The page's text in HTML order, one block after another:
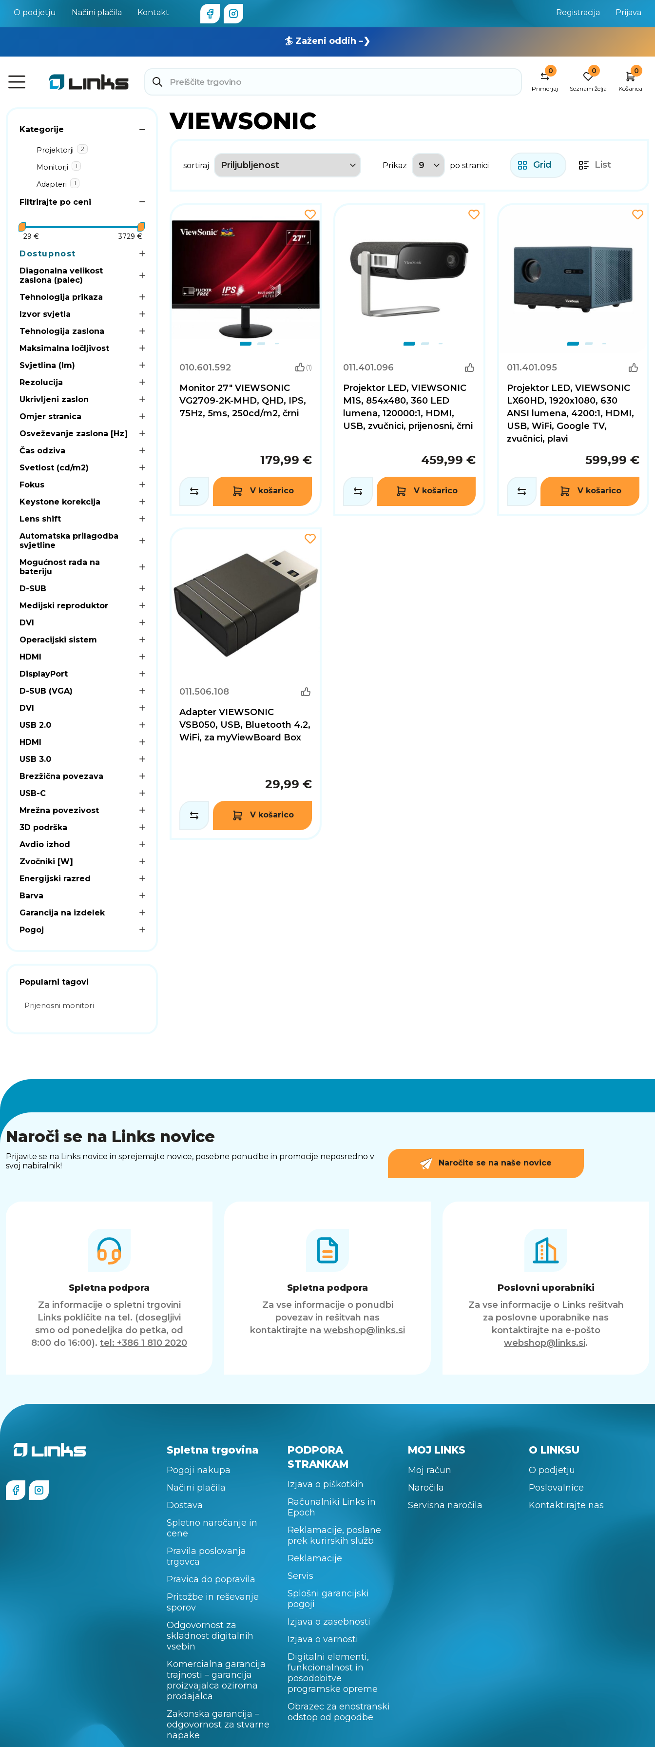
O podjetju Načini plačila Kontakt Registracija Prijava
🏄 Zaženi oddih –❯
0
Primerjaj
0
Seznam želja
0
Košarica
Kategorije
Projektorji 2
Monitorji 1
Adapteri 1
Filtrirajte po ceni
29 € 3729 €
Dostupnost
Diagonalna velikost
zaslona (palec)
Tehnologija prikaza
Izvor svjetla
Tehnologija zaslona
Maksimalna ločljivost
Svjetlina (lm)
Rezolucija
Ukrivljeni zaslon
Omjer stranica
Osveževanje zaslona [Hz]
Čas odziva
Svetlost (cd/m2)
Fokus
Keystone korekcija
Lens shift
Automatska prilagodba
svjetline
Mogućnost rada na
bateriju
D-SUB
Medijski reproduktor
DVI
Operacijski sistem
HDMI
DisplayPort
D-SUB (VGA)
DVI
USB 2.0
HDMI
USB 3.0
Brezžična povezava
USB-C
Mrežna povezivost
3D podrška
Avdio izhod
Zvočniki [W]
Energijski razred
Barva
Garancija na izdelek
Pogoj
Popularni tagovi
Prijenosni monitori
VIEWSONIC
sortiraj Prikaz po stranici Grid List
010.601.592 (1)
Monitor 27" VIEWSONIC
VG2709-2K-MHD, QHD, IPS,
75Hz, 5ms, 250cd/m2, črni
179,99 €
V košarico
011.401.096
Projektor LED, VIEWSONIC
M1S, 854x480, 360 LED
lumena, 120000:1, HDMI,
USB, zvučnici, prijenosni, črni
459,99 €
V košarico
011.401.095
Projektor LED, VIEWSONIC
LX60HD, 1920x1080, 630
ANSI lumena, 4200:1, HDMI,
USB, WiFi, Google TV,
zvučnici, plavi
599,99 €
V košarico
011.506.108
Adapter VIEWSONIC
VSB050, USB, Bluetooth 4.2,
WiFi, za myViewBoard Box
29,99 €
V košarico
Naroči se na Links novice
Prijavite se na Links novice in sprejemajte novice, posebne ponudbe in promocije neposredno v
svoj nabiralnik!
Naročite se na naše novice
Spletna podpora
Za informacije o spletni trgovini
Links pokličite na tel. (dosegljivi
smo od ponedeljka do petka, od
8:00 do 16:00). tel: +386 1 810 2020
Spletna podpora
Za vse informacije o ponudbi
povezav in rešitvah nas
kontaktirajte na webshop@links.si
Poslovni uporabniki
Za vse informacije o Links rešitvah
za poslovne uporabnike nas
kontaktirajte na e-pošto
webshop@links.si.
Spletna trgovina
Pogoji nakupa
Načini plačila
Dostava
Spletno naročanje in
cene
Pravila poslovanja
trgovca
Pravica do popravila
Pritožbe in reševanje
sporov
Odgovornost za
skladnost digitalnih
vsebin
Komercialna garancija
trajnosti – garancija
proizvajalca oziroma
prodajalca
Zakonska garancija –
odgovornost za stvarne
napake
PODPORA
STRANKAM
Izjava o piškotkih
Računalniki Links in
Epoch
Reklamacije, poslane
prek kurirskih služb
Reklamacije
Servis
Splošni garancijski
pogoji
Izjava o zasebnosti
Izjava o varnosti
Digitalni elementi,
funkcionalnost in
posodobitve
programske opreme
Obrazec za enostranski
odstop od pogodbe
MOJ LINKS
Moj račun
Naročila
Servisna naročila
O LINKSU
O podjetju
Poslovalnice
Kontaktirajte nas